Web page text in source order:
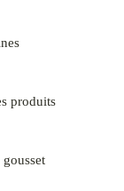
produits